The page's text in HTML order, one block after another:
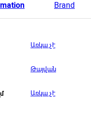
Brand
Առկա չէ
Թայվան
Առկա չէ